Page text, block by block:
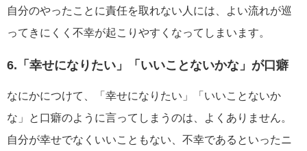
自分のやったことに責任を取れない人には、よい流れが巡
ってきにくく不幸が起こりやすくなってしまいます。
6.「幸せになりたい」「いいことないかな」が口癖
なにかにつけて、「幸せになりたい」「いいことないか
な」と口癖のように言ってしまうのは、よくありません。
自分が幸せでなくいいこともない、不幸であるといったニ